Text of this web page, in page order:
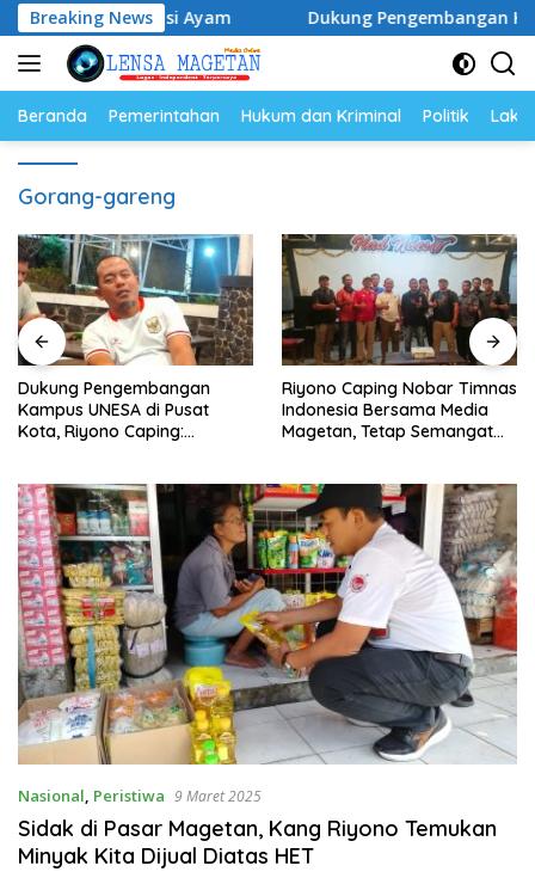
Langsung
ke
konten
Breaking News
Populasi Ayam Dukung Pengembangan Kampus
Beranda Pemerintahan Hukum dan Kriminal Politik
Gorang-gareng
Dukung Pengembangan
Kampus UNESA di Pusat
Kota, Riyono Caping:
Riyono Caping Nobar Timnas
Indonesia Bersama Media
Magetan, Tetap Semangat
Nasional, Peristiwa 9 Maret 2025
Sidak di Pasar Magetan, Kang Riyono Temukan
Minyak Kita Dijual Diatas HET